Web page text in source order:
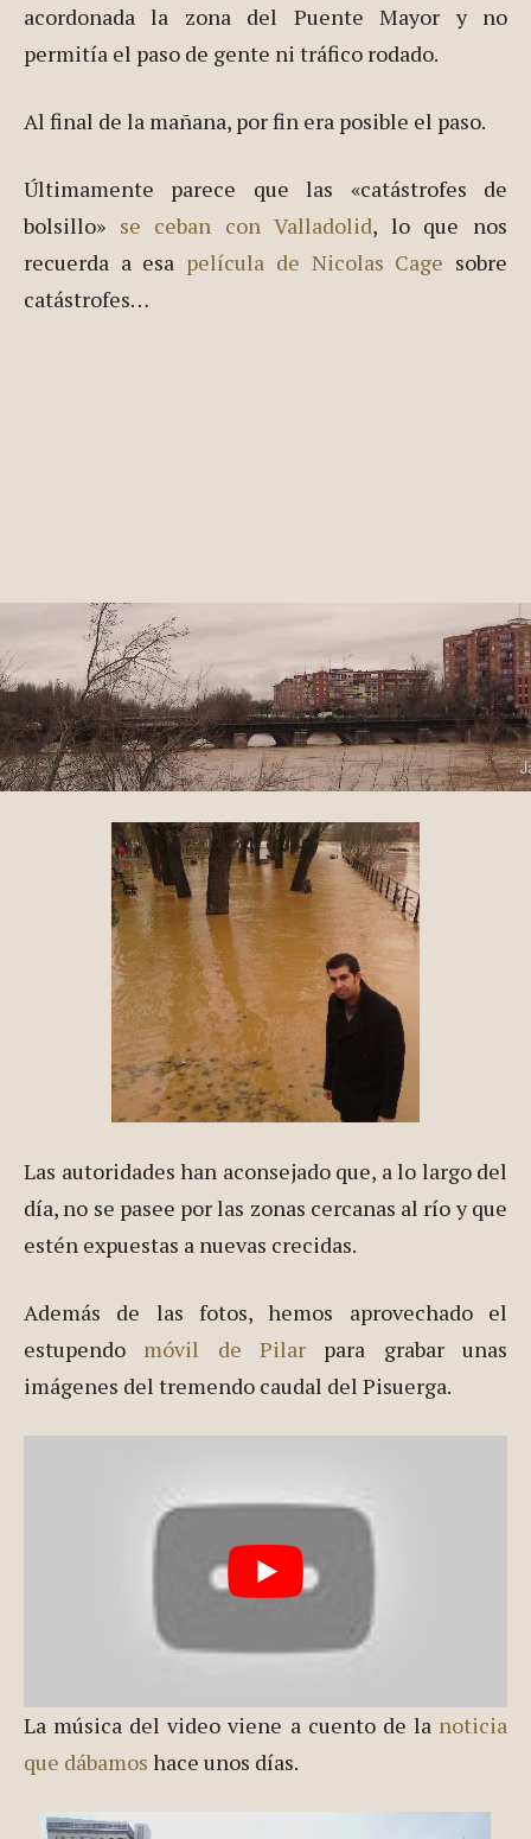
acordonada la zona del Puente Mayor y no
permitía el paso de gente ni tráfico rodado.
Al final de la mañana, por fin era posible el paso.
Últimamente parece que las «catástrofes de
bolsillo» se ceban con Valladolid, lo que nos
recuerda a esa película de Nicolas Cage sobre
catástrofes…
día, no se pasee por las zonas cercanas al río y que
estén expuestas a nuevas crecidas.